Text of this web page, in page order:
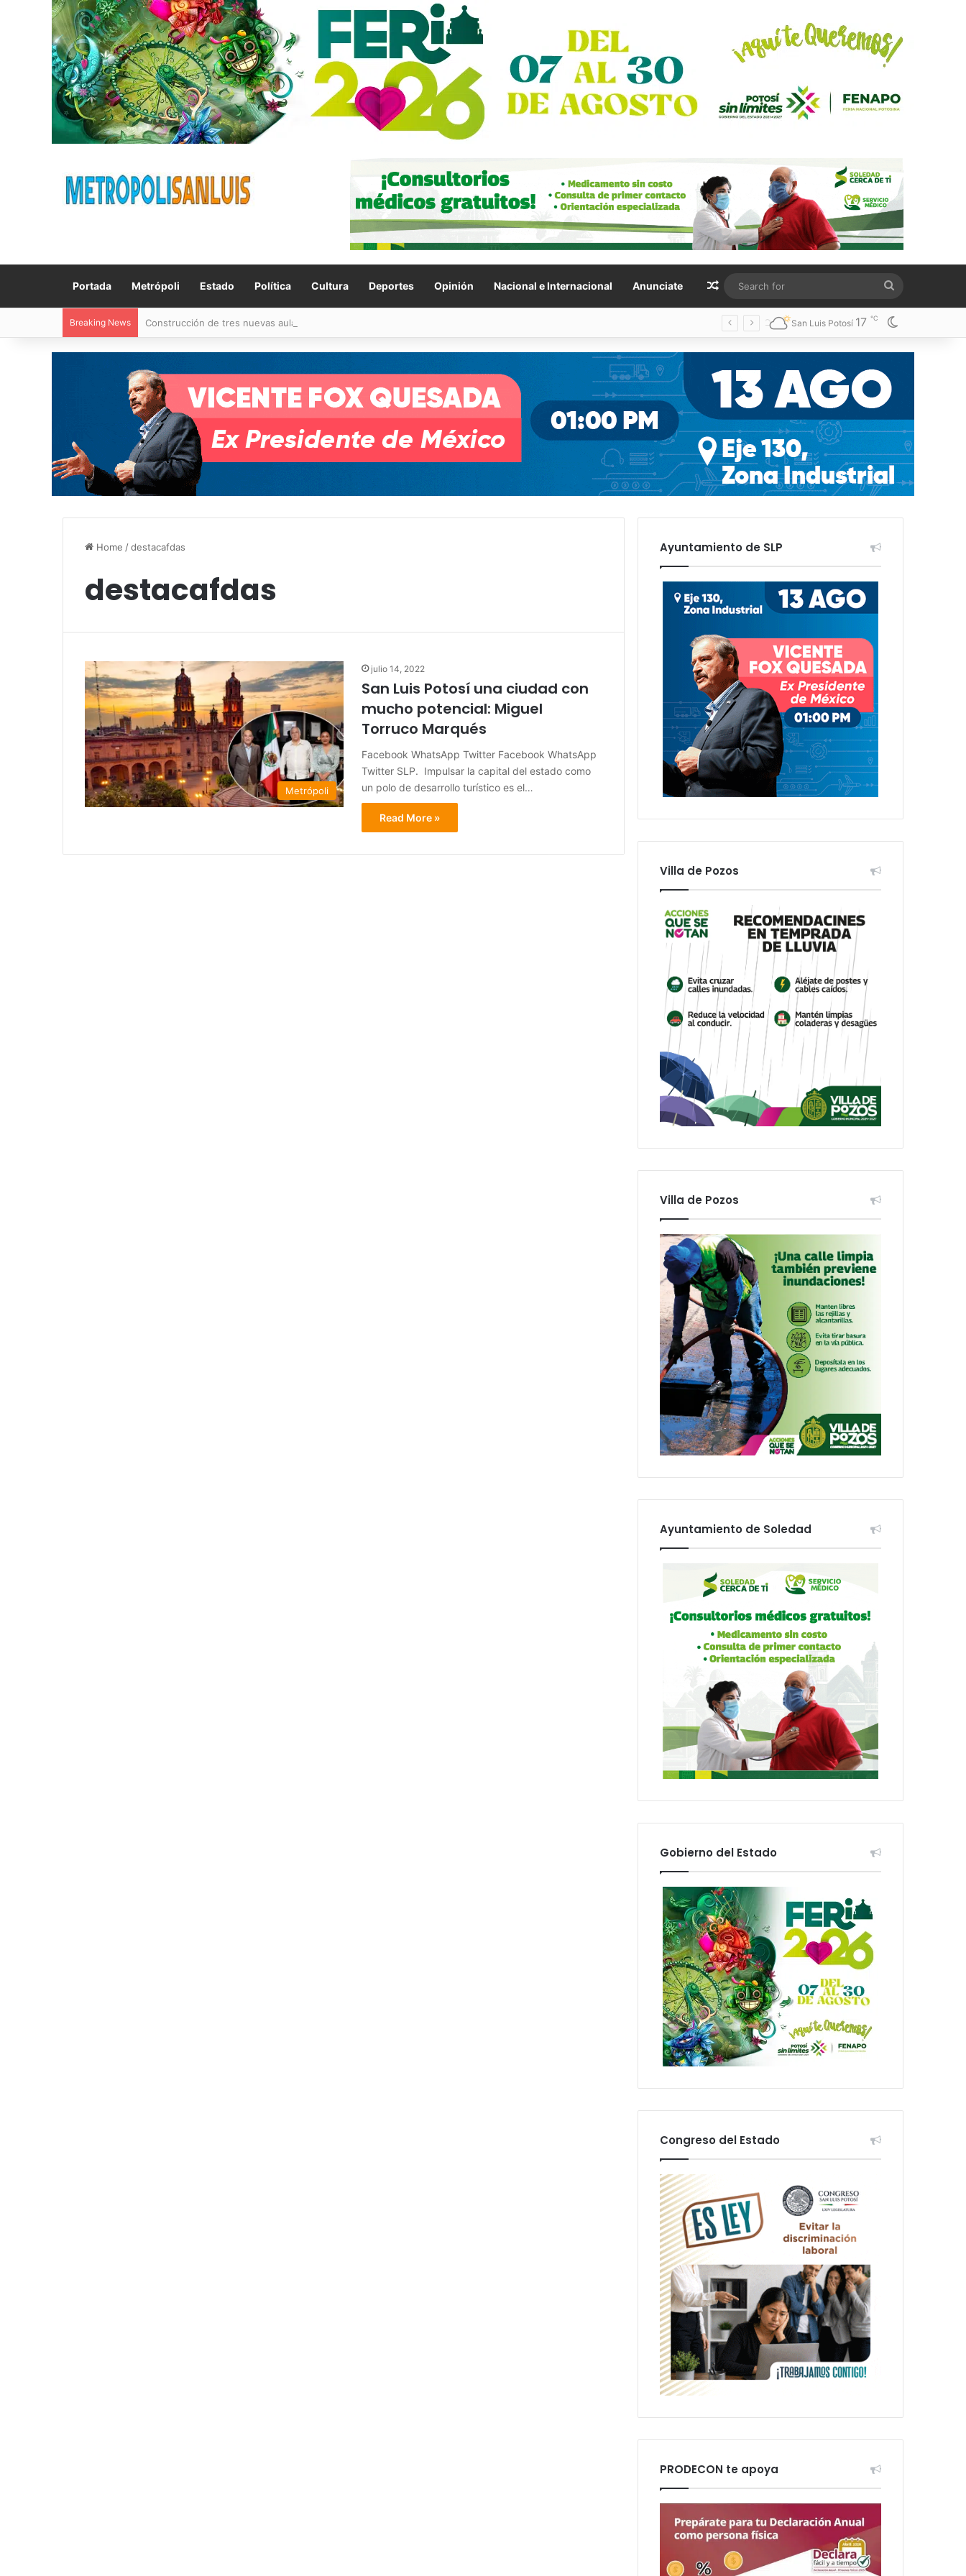
Portada Metrópoli Estado Política Cultura Deportes Opinión Nacional e Internacional Anunciate Random Article
for
Breaking News Construcción de tres nuevas aulas en Capullito III registra avances en Soledad San Luis Potosí 17 ℃
Home /destacafdas
destacafdas
Metrópoli
julio 14, 2022
San Luis Potosí una ciudad con
mucho potencial: Miguel
Torruco Marqués
Facebook WhatsApp Twitter Facebook WhatsApp
Twitter SLP. Impulsar la capital del estado como
un polo de desarrollo turístico es el…
Read More »
Ayuntamiento de SLP
Villa de Pozos
Villa de Pozos
Ayuntamiento de Soledad
Gobierno del Estado
Congreso del Estado
PRODECON te apoya